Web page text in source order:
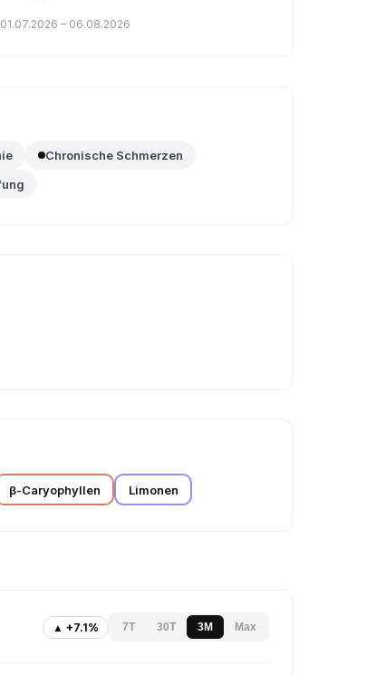
– 06.08.2026
Chronische Schmerzen
β-Caryophyllen Limonen
▲ +7.1% 7T 30T 3M Max